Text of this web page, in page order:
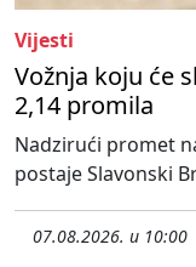
Vijesti
Vožnja koju će
2,14 promila
Nadzirući promet
postaje Slavonski
07.08.2026. u 10:00